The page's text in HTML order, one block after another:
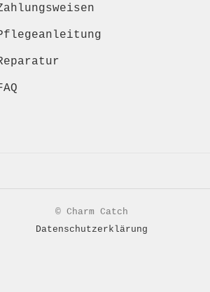
© Charm Catch
Datenschutzerklärung